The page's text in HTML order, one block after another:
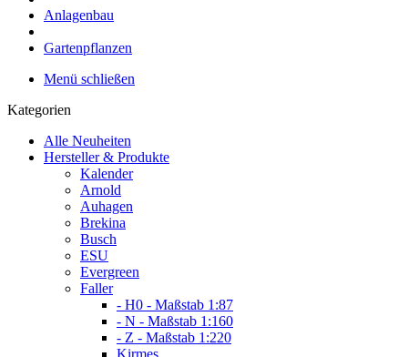
Anlagenbau
Gartenpflanzen
Menü schließen
Kategorien
Alle Neuheiten
Hersteller & Produkte
Kalender
Arnold
Auhagen
Brekina
Busch
ESU
Evergreen
Faller
- H0 - Maßstab 1:87
- N - Maßstab 1:160
- Z - Maßstab 1:220
Kirmes